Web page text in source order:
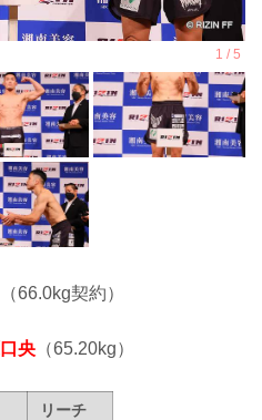
66.0kg契約）
央 （65.20kg）
リーチ